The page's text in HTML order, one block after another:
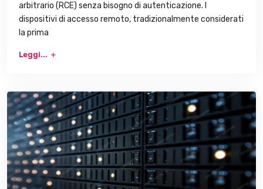
arbitrario (RCE) senza bisogno di autenticazione. I
dispositivi di accesso remoto, tradizionalmente considerati
la prima
Leggi...